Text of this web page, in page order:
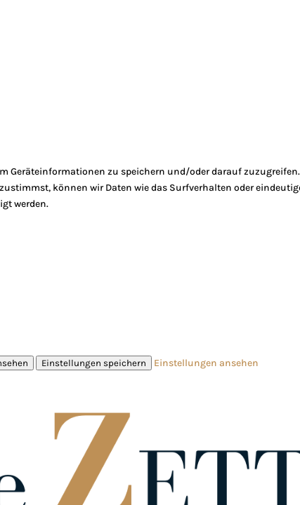
Geräteinformationen zu speichern und/oder darauf
können wir Daten wie das Surfverhalten oder
werden.
Einstellungen speichern
Einstellungen ansehen